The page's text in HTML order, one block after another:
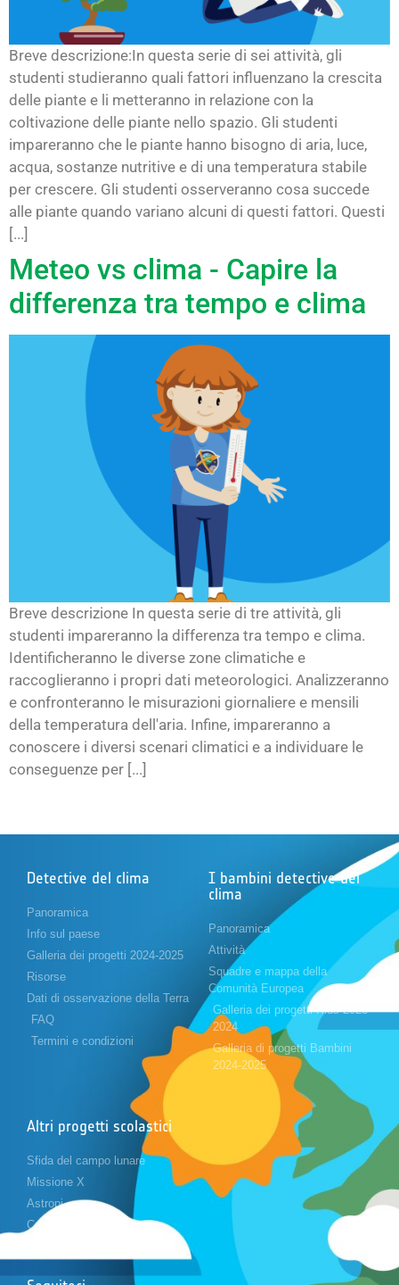
Breve descrizione:In questa serie di sei attività, gli
studenti studieranno quali fattori influenzano la crescita
delle piante e li metteranno in relazione con la
coltivazione delle piante nello spazio. Gli studenti
impareranno che le piante hanno bisogno di aria, luce,
acqua, sostanze nutritive e di una temperatura stabile
per crescere. Gli studenti osserveranno cosa succede
alle piante quando variano alcuni di questi fattori. Questi
[...]
Meteo vs clima - Capire la
differenza tra tempo e clima
Breve descrizione In questa serie di tre attività, gli
studenti impareranno la differenza tra tempo e clima.
Identificheranno le diverse zone climatiche e
raccoglieranno i propri dati meteorologici. Analizzeranno
e confronteranno le misurazioni giornaliere e mensili
della temperatura dell'aria. Infine, impareranno a
conoscere i diversi scenari climatici e a individuare le
conseguenze per [...]
Detective del clima
Panoramica
Info sul paese
Galleria dei progetti 2024-2025
Risorse
Dati di osservazione della Terra
FAQ
Termini e condizioni
I bambini detective del
clima
Panoramica
Attività
Squadre e mappa della
Comunità Europea
Galleria dei progetti Kids 2023-
2024
Galleria di progetti Bambini
2024-2025
Altri progetti scolastici
Sfida del campo lunare
Missione X
Astropi
Cansat